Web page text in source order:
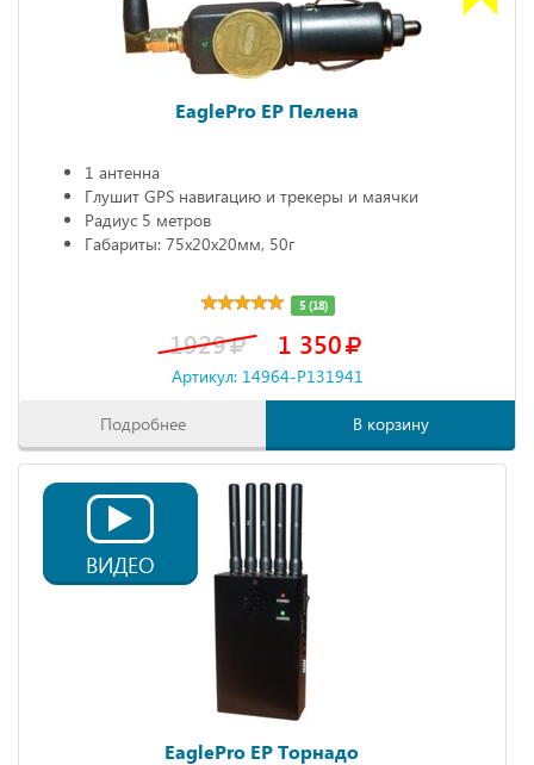
EaglePro EP Пелена
1 антенна
Глушит GPS навигацию и трекеры и маячки
Радиус 5 метров
Габариты: 75х20х20мм, 50г
5 (18)
1929 1 350
Артикул: 14964-P131941
Подробнее В корзину
ВИДЕО
EaglePro EP Торнадо